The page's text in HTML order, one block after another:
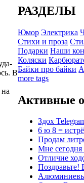
В
РАЗДЕЛЫ
Юмор Электрика
Стихи и проза
Подарки Наши
Коляски
Байки про байки
more tags
Активные
Здох
6 ю 8 =
Продам
Мне сегодня
Отличие
Поздравьте!